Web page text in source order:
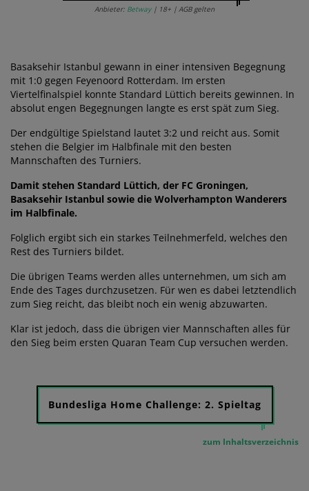
Anbieter: Betway| 18+ | AGB gelten
Basaksehir Istanbul gewann in einer intensiven Begegnung
mit 1:0 gegen Feyenoord Rotterdam. Im ersten
Viertelfinalspiel konnte Standard Lüttich bereits gewinnen. In
absolut engen Begegnungen langte es erst spät zum Sieg.
Der endgültige Spielstand lautet 3:2 und reicht aus. Somit
stehen die Belgier im Halbfinale mit den besten
Mannschaften des Turniers.
Damit stehen Standard Lüttich, der FC Groningen,
Basaksehir Istanbul sowie die Wolverhampton Wanderers
im Halbfinale.
Folglich ergibt sich ein starkes Teilnehmerfeld, welches den
Rest des Turniers bildet.
Die übrigen Teams werden alles unternehmen, um sich am
Ende des Tages durchzusetzen. Für wen es dabei letztendlich
zum Sieg reicht, das bleibt noch ein wenig abzuwarten.
Klar ist jedoch, dass die übrigen vier Mannschaften alles für
den Sieg beim ersten Quaran Team Cup versuchen werden.
Bundesliga Home Challenge: 2. Spieltag
zum Inhaltsverzeichnis